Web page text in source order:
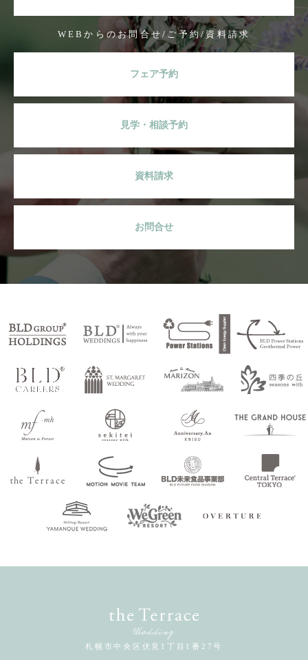
WEBからのお問合せ/ご予約/資料請求
フェア予約
見学・相談予約
資料請求
お問合せ
札幌市中央区伏見1丁目1番27号